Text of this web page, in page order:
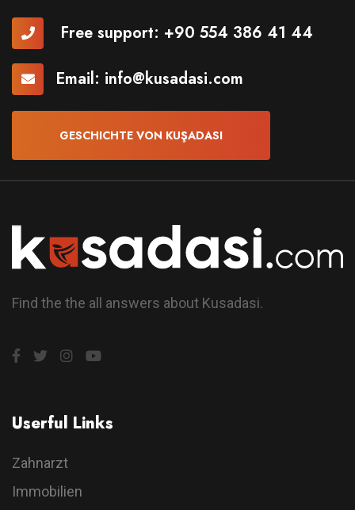
Free support: +90 554 386 41 44
Email: info@kusadasi.com
GESCHICHTE VON KUŞADASI
Find the the all answers about Kusadasi.
Userful Links
Zahnarzt
Immobilien